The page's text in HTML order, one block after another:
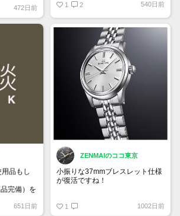
472日前 1 2 540日前
品もし
完備）を
651日前
ZENMAIのココ東京
小振りな37mmブレスレット仕様
が復活ですね！
1 1002日前